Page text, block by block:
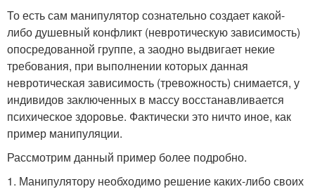
То есть сам манипулятор сознательно создает какой-
либо душевный конфликт (невротическую зависимость)
опосредованной группе, а заодно выдвигает некие
требования, при выполнении которых данная
невротическая зависимость (тревожность) снимается, у
индивидов заключенных в массу восстанавливается
психическое здоровье. Фактически это ничто иное, как
пример манипуляции.
Рассмотрим данный пример более подробно.
1. Манипулятору необходимо решение каких-либо своих